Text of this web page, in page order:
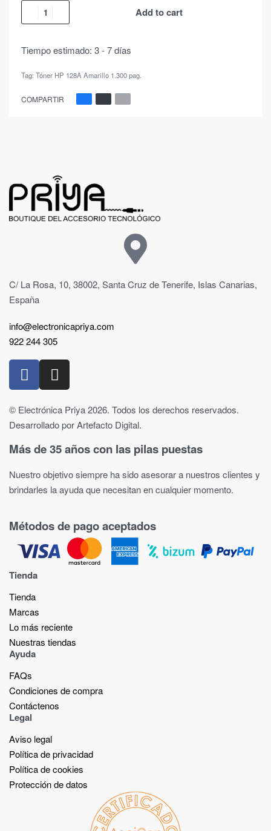
Add to cart
Tiempo estimado: 3 - 7 días
Tag: Tóner HP 128A Amarillo 1.300 pag.
COMPARTIR
C/ La Rosa, 10, 38002, Santa Cruz de Tenerife, Islas Canarias,
España
info@electronicapriya.com
922 244 305
© Electrónica Priya 2026. Todos los derechos reservados.
Desarrollado por Artefacto Digital.
Más de 35 años con las pilas puestas
Nuestro objetivo siempre ha sido asesorar a nuestros clientes y
brindarles la ayuda que necesitan en cualquier momento.
Métodos de pago aceptados
Tienda
Tienda
Marcas
Lo más reciente​
Nuestras tiendas​
Ayuda
FAQs
Condiciones de compra
Contáctenos
Legal
Aviso legal
Política de privacidad
Política de cookies
Protección de datos